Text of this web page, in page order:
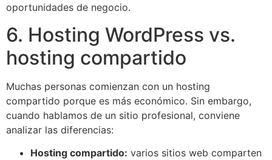
oportunidades de negocio.
6. Hosting WordPress vs.
hosting compartido
Muchas personas comienzan con un hosting
compartido porque es más económico. Sin embargo,
cuando hablamos de un sitio profesional, conviene
analizar las diferencias:
Hosting compartido: varios sitios web comparten